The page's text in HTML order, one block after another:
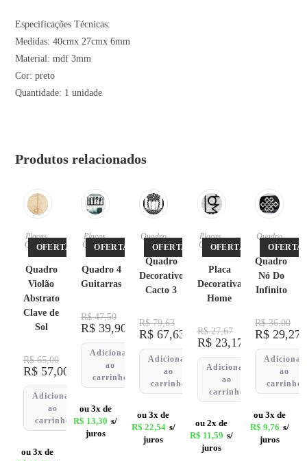
Especificações Técnicas:
Medidas: 40cmx 27cmx 6mm
Material: mdf 3mm
Cor: preto
Quantidade: 1 unidade
Produtos relacionados
OFERTA!
Placas,
Quadro
s
Quadro
Violão
Abstrato
Clave de
Sol
R$65,00
R$57,00
Adicionar
ao
carrinho
ou 3x de
OFERTA!
Placas,
Quadro
s
Quadro 4
Guitarras
R$47,50
R$ 39,90
Adicionar
ao
carrinho
ou 3x de
R$ 13,30 s/
juros
OFERTA!
Quadro
s
Quadro
Decorativo
Cacto 3
R$79,63
R$67,63
Adicionar
ao
carrinho
ou 3x de
R$ 22,54 s/
juros
OFERTA!
Placas,
Quadro
s
Placa
Decorativa
Home
R$27,67
R$23,17
Adicionar
ao
carrinho
ou 2x de
R$ 11,59 s/
juros
OFERTA!
Quadro
s
Quadro
Nó Do
Infinito
R$36,00
R$ 29,27
Adicionar
ao
carrinho
ou 3x de
R$ 9,76 s/
juros